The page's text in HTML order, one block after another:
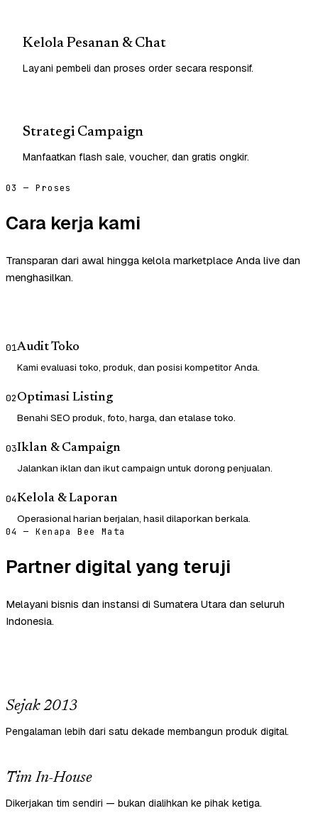
Kelola Pesanan & Chat
Layani pembeli dan proses order secara responsif.
Strategi Campaign
Manfaatkan flash sale, voucher, dan gratis ongkir.
03 — Proses
Cara kerja kami
Transparan dari awal hingga kelola marketplace Anda live dan
menghasilkan.
01Audit Toko
Kami evaluasi toko, produk, dan posisi kompetitor Anda.
02Optimasi Listing
Benahi SEO produk, foto, harga, dan etalase toko.
03Iklan & Campaign
Jalankan iklan dan ikut campaign untuk dorong penjualan.
04Kelola & Laporan
Operasional harian berjalan, hasil dilaporkan berkala.
04 — Kenapa Bee Mata
Partner digital yang teruji
Melayani bisnis dan instansi di Sumatera Utara dan seluruh
Indonesia.
Sejak 2013
Pengalaman lebih dari satu dekade membangun produk digital.
Tim In-House
Dikerjakan tim sendiri — bukan dialihkan ke pihak ketiga.